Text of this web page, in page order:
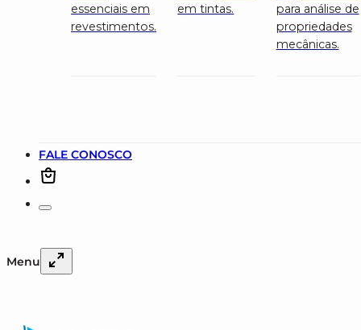
essenciais em
revestimentos.
em tintas.
para análise de
propriedades
mecânicas.
FALE CONOSCO
Menu